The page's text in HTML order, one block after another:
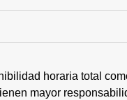
horaria total
mayor